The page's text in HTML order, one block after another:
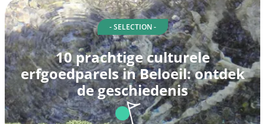
- SELECTION -
10 prachtige culturele
erfgoedparels in Beloeil: ontdek
de geschiedenis